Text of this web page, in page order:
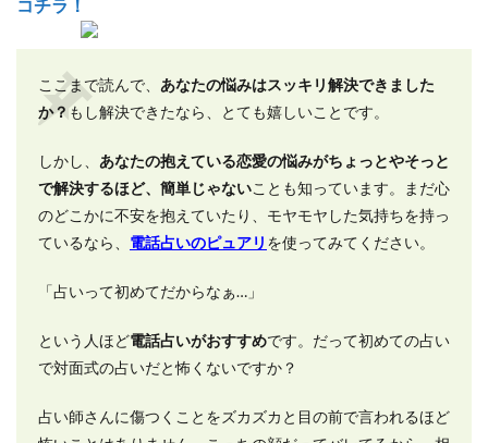
コチラ！
ここまで読んで、 あなたの悩みはスッキリ解決できました
か？ もし解決できたなら、とても嬉しいことです。
しかし、 あなたの抱えている恋愛の悩みがちょっとやそっと
で解決するほど、簡単じゃないことも知っています。まだ心
のどこかに不安を抱えていたり、モヤモヤした気持ちを持っ
ているなら、 電話占いのピュアリ を使ってみてください。
「占いって初めてだからなぁ…」
という人ほど電話占いがおすすめです。だって初めての占い
で対面式の占いだと怖くないですか？
占い師さんに傷つくことをズカズカと目の前で言われるほど